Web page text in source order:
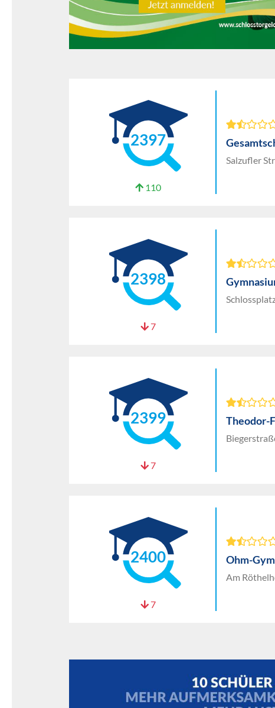
2397
110
Salzufler
2398
7
2399
7
Theodor-
2400
7
Ohm-
Am